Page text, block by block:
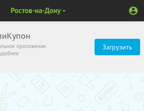
приложение
Загрузить
Ростов-на-Дону